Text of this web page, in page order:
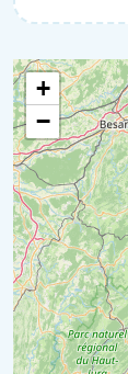
+
−